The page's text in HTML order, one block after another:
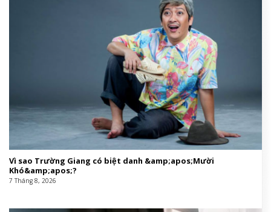
Vì sao Trường Giang có biệt danh &amp;apos;Mười
Khó&amp;apos;?
7 Tháng 8, 2026